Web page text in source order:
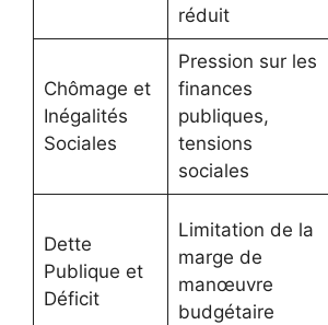
réduit
Chômage et
Inégalités
Sociales
Pression sur les
finances
publiques,
tensions
sociales
Dette
Publique et
Déficit
Limitation de la
marge de
manœuvre
budgétaire